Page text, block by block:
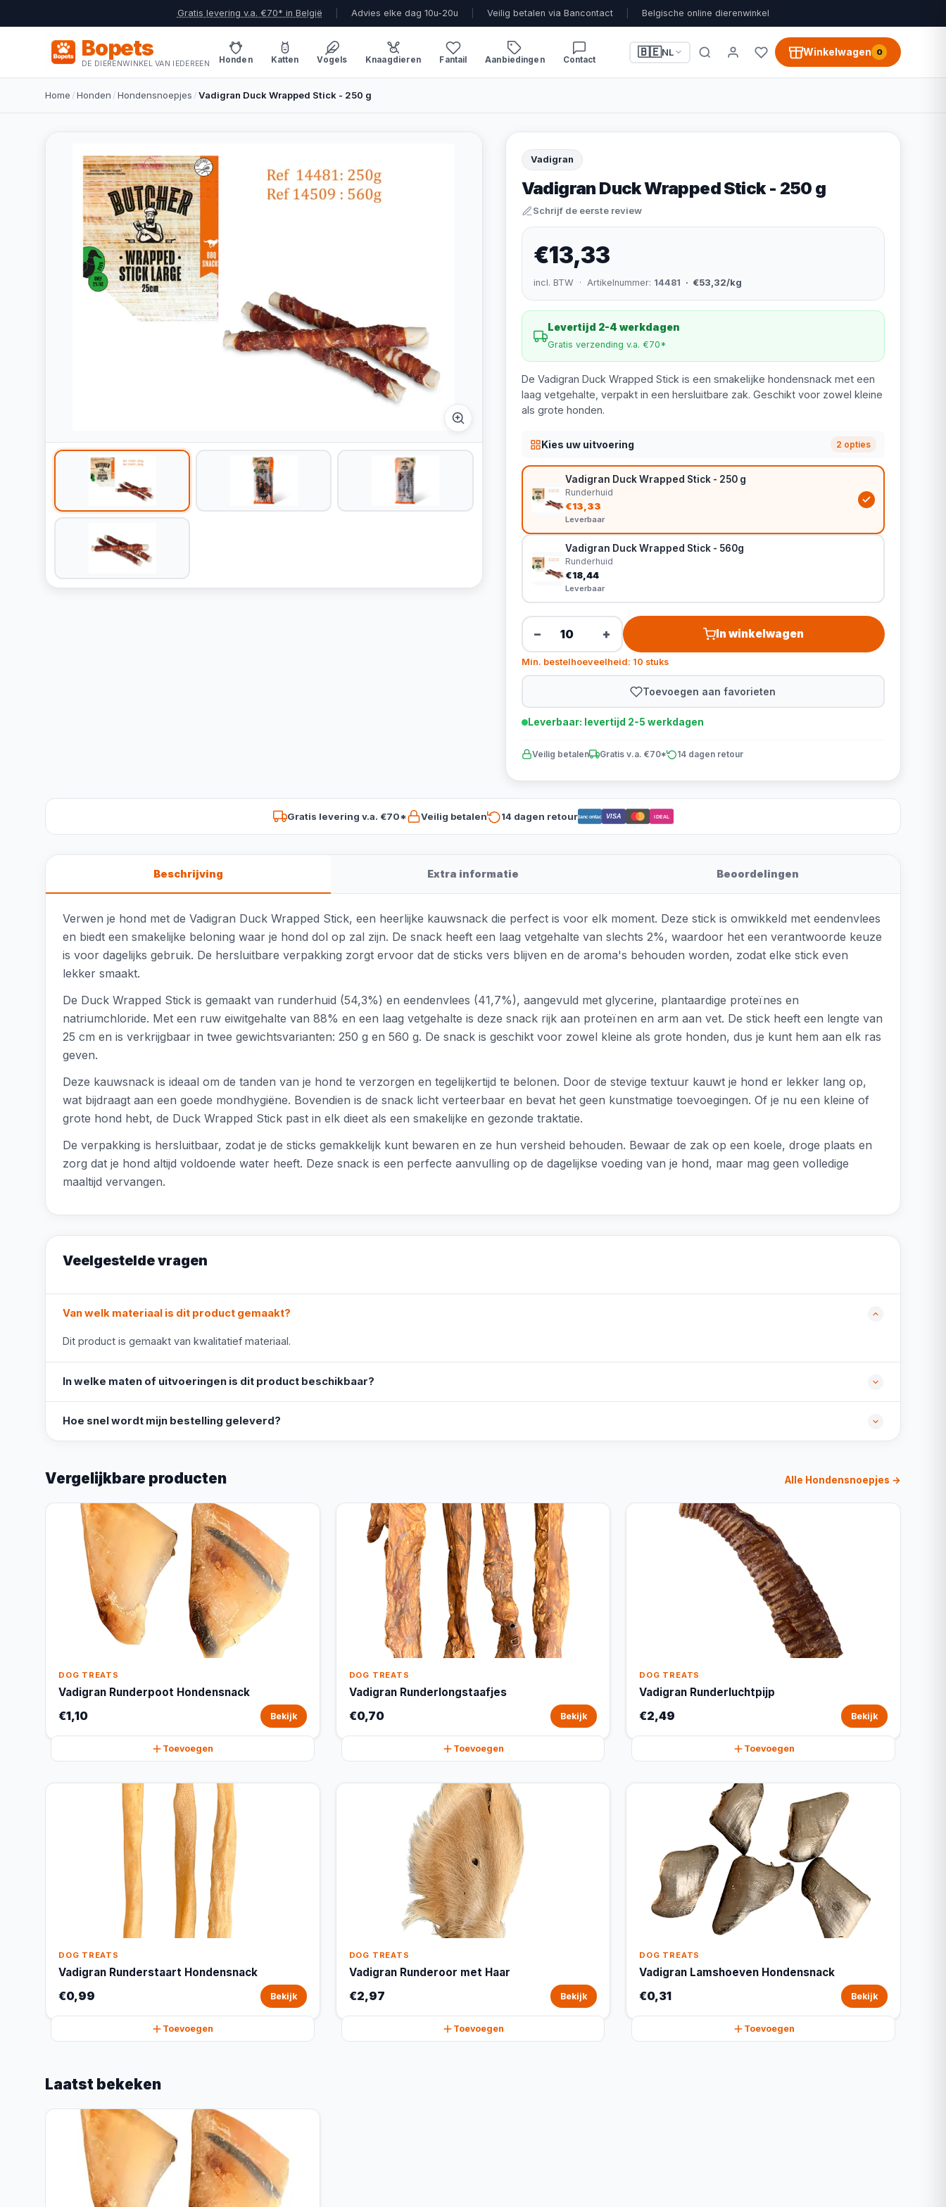
Gratis levering v.a. €70* in België Advies elke dag 10u-20u Veilig betalen via Bancontact Belgische online dierenwinkel
Bopets
DE DIERENWINKEL VAN IEDEREEN Honden Katten Vogels Knaagdieren Fantail Aanbiedingen Contact
🇧🇪NL Winkelwagen 0
Home /Honden /Hondensnoepjes /Vadigran Duck Wrapped Stick - 250 g
Vadigran
Vadigran Duck Wrapped Stick - 250 g
Schrijf de eerste review
€13,33
incl. BTW · Artikelnummer: 14481 · €53,32/kg
Levertijd 2-4 werkdagen
Gratis verzending v.a. €70*
De Vadigran Duck Wrapped Stick is een smakelijke hondensnack met een
laag vetgehalte, verpakt in een hersluitbare zak. Geschikt voor zowel kleine
als grote honden.
Kies uw uitvoering 2 opties
Vadigran Duck Wrapped Stick - 250 g
Runderhuid
€13,33
Leverbaar
Vadigran Duck Wrapped Stick - 560g
Runderhuid
€18,44
Leverbaar
− + In winkelwagen
Min. bestelhoeveelheid: 10 stuks
Toevoegen aan favorieten
Leverbaar: levertijd 2-5 werkdagen
Veilig betalen Gratis v.a. €70* 14 dagen retour
Gratis levering v.a. €70* Veilig betalen 14 dagen retourBancontact VISA iDEAL
Beschrijving Extra informatie Beoordelingen
Verwen je hond met de Vadigran Duck Wrapped Stick, een heerlijke kauwsnack die perfect is voor elk moment. Deze stick is omwikkeld met eendenvlees
en biedt een smakelijke beloning waar je hond dol op zal zijn. De snack heeft een laag vetgehalte van slechts 2%, waardoor het een verantwoorde keuze
is voor dagelijks gebruik. De hersluitbare verpakking zorgt ervoor dat de sticks vers blijven en de aroma's behouden worden, zodat elke stick even
lekker smaakt.
De Duck Wrapped Stick is gemaakt van runderhuid (54,3%) en eendenvlees (41,7%), aangevuld met glycerine, plantaardige proteïnes en
natriumchloride. Met een ruw eiwitgehalte van 88% en een laag vetgehalte is deze snack rijk aan proteïnen en arm aan vet. De stick heeft een lengte van
25 cm en is verkrijgbaar in twee gewichtsvarianten: 250 g en 560 g. De snack is geschikt voor zowel kleine als grote honden, dus je kunt hem aan elk ras
geven.
Deze kauwsnack is ideaal om de tanden van je hond te verzorgen en tegelijkertijd te belonen. Door de stevige textuur kauwt je hond er lekker lang op,
wat bijdraagt aan een goede mondhygiëne. Bovendien is de snack licht verteerbaar en bevat het geen kunstmatige toevoegingen. Of je nu een kleine of
grote hond hebt, de Duck Wrapped Stick past in elk dieet als een smakelijke en gezonde traktatie.
De verpakking is hersluitbaar, zodat je de sticks gemakkelijk kunt bewaren en ze hun versheid behouden. Bewaar de zak op een koele, droge plaats en
zorg dat je hond altijd voldoende water heeft. Deze snack is een perfecte aanvulling op de dagelijkse voeding van je hond, maar mag geen volledige
maaltijd vervangen.
Veelgestelde vragen
Van welk materiaal is dit product gemaakt?
Dit product is gemaakt van kwalitatief materiaal.
In welke maten of uitvoeringen is dit product beschikbaar?
Hoe snel wordt mijn bestelling geleverd?
Vergelijkbare producten Alle Hondensnoepjes →
DOG TREATS
Vadigran Runderpoot Hondensnack
€1,10 Bekijk
Toevoegen
DOG TREATS
Vadigran Runderlongstaafjes
€0,70 Bekijk
Toevoegen
DOG TREATS
Vadigran Runderluchtpijp
€2,49 Bekijk
Toevoegen
DOG TREATS
Vadigran Runderstaart Hondensnack
€0,99 Bekijk
Toevoegen
DOG TREATS
Vadigran Runderoor met Haar
€2,97 Bekijk
Toevoegen
DOG TREATS
Vadigran Lamshoeven Hondensnack
€0,31 Bekijk
Toevoegen
Laatst bekeken